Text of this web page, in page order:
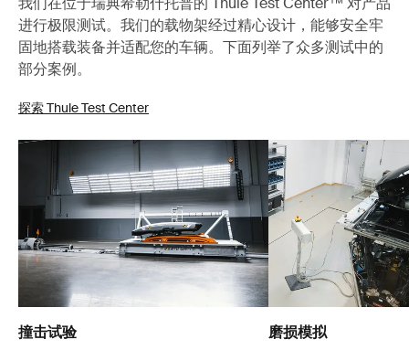
进行极限测试。我们的载物架经过精心设计，能够安全牢
固地搭载装备并适配您的车辆。下面列举了众多测试中的
部分案例。
探索 Thule Test Center
撞击试验
磨损模拟